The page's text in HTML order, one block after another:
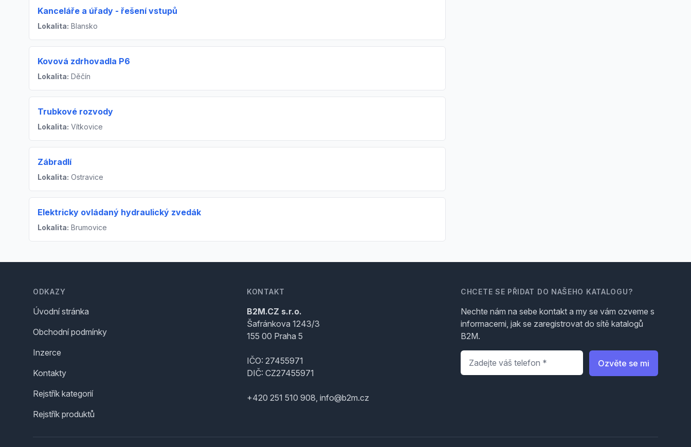
Kanceláře a úřady - řešení vstupů
Lokalita: Blansko
Kovová zdrhovadla P6
Lokalita: Děčín
Trubkové rozvody
Lokalita: Vítkovice
Zábradlí
Lokalita: Ostravice
Elektricky ovládaný hydraulický zvedák
Lokalita: Brumovice
ODKAZY
Úvodní stránka
Obchodní podmínky
Inzerce
Kontakty
Rejstřík kategorií
Rejstřík produktů
KONTAKT
B2M.CZ s.r.o.
Šafránkova 1243/3
155 00 Praha 5
IČO: 27455971
DIČ: CZ27455971
+420 251 510 908, info@b2m.cz
CHCETE SE PŘIDAT DO NAŠEHO KATALOGU?
Nechte nám na sebe kontakt a my se vám ozveme s
informacemi, jak se zaregistrovat do sítě katalogů
B2M.
Telefon
Ozvěte se mi